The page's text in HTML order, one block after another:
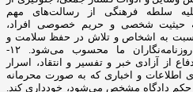
سلطه فرهنگی از رسالت‌های مهم
۱۱- احترام به حیثیت شخصی و حریم خصوصی افراد،
نسبت به اشخاص و تلاش در حفظ سلامت و
آرامش روانی جامعه از وظایف روزنامه‌نگاران ما محسوب می‌شود. ۱۲-
از آزادی خبر و تفسیر و انتقاد، اسرار
اطلاعات و اخباری که به صورت محرمانه
حکم دادگاه مشخص می‌شود، خودداری کند.